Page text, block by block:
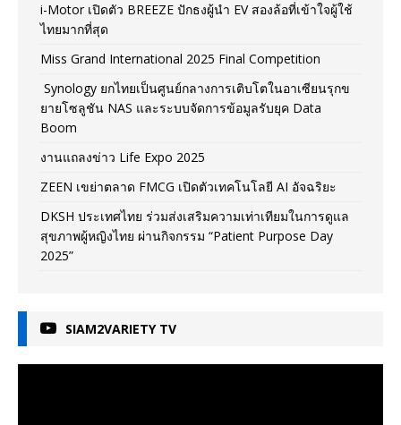
i-Motor เปิดตัว BREEZE ปักธงผู้นำ EV สองล้อที่เข้าใจผู้ใช้
ไทยมากที่สุด
Miss Grand International 2025 Final Competition
Synology ยกไทยเป็นศูนย์กลางการเติบโตในอาเซียนรุกข
ยายโซลูชัน NAS และระบบจัดการข้อมูลรับยุค Data
Boom
งานแถลงข่าว Life Expo 2025
ZEEN เขย่าตลาด FMCG เปิดตัวเทคโนโลยี AI อัจฉริยะ
DKSH ประเทศไทย ร่วมส่งเสริมความเท่าเทียมในการดูแล
สุขภาพผู้หญิงไทย ผ่านกิจกรรม “Patient Purpose Day
2025”
SIAM2VARIETY TV